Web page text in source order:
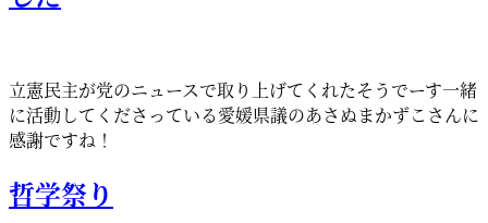
立憲民主が党のニュースで取り上げてくれたそうでーす一緒
に活動してくださっている愛媛県議のあさぬまかずこさんに
感謝ですね！
哲学祭り